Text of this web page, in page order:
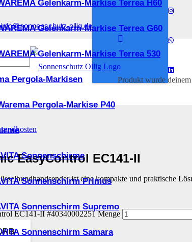
info@sonnenschutz-ollig.de
Produktwurde deinem
Gelenkarm-Markise Terrea H60
Gelenkarm-Markise Terrea G60
Gelenkarm-Markise Terrea 530
Pergola-Markisen
Pergola-Markise P40
Sonnenschirme
Sonnenschirm Primus
Sonnenschirm Supremo
Sonnenschirm Samara
Becker Steuerungen
EasyControl
EasyControl EC141-II
ist eine kompakte und praktische
EC141-​II #40340002251 Menge